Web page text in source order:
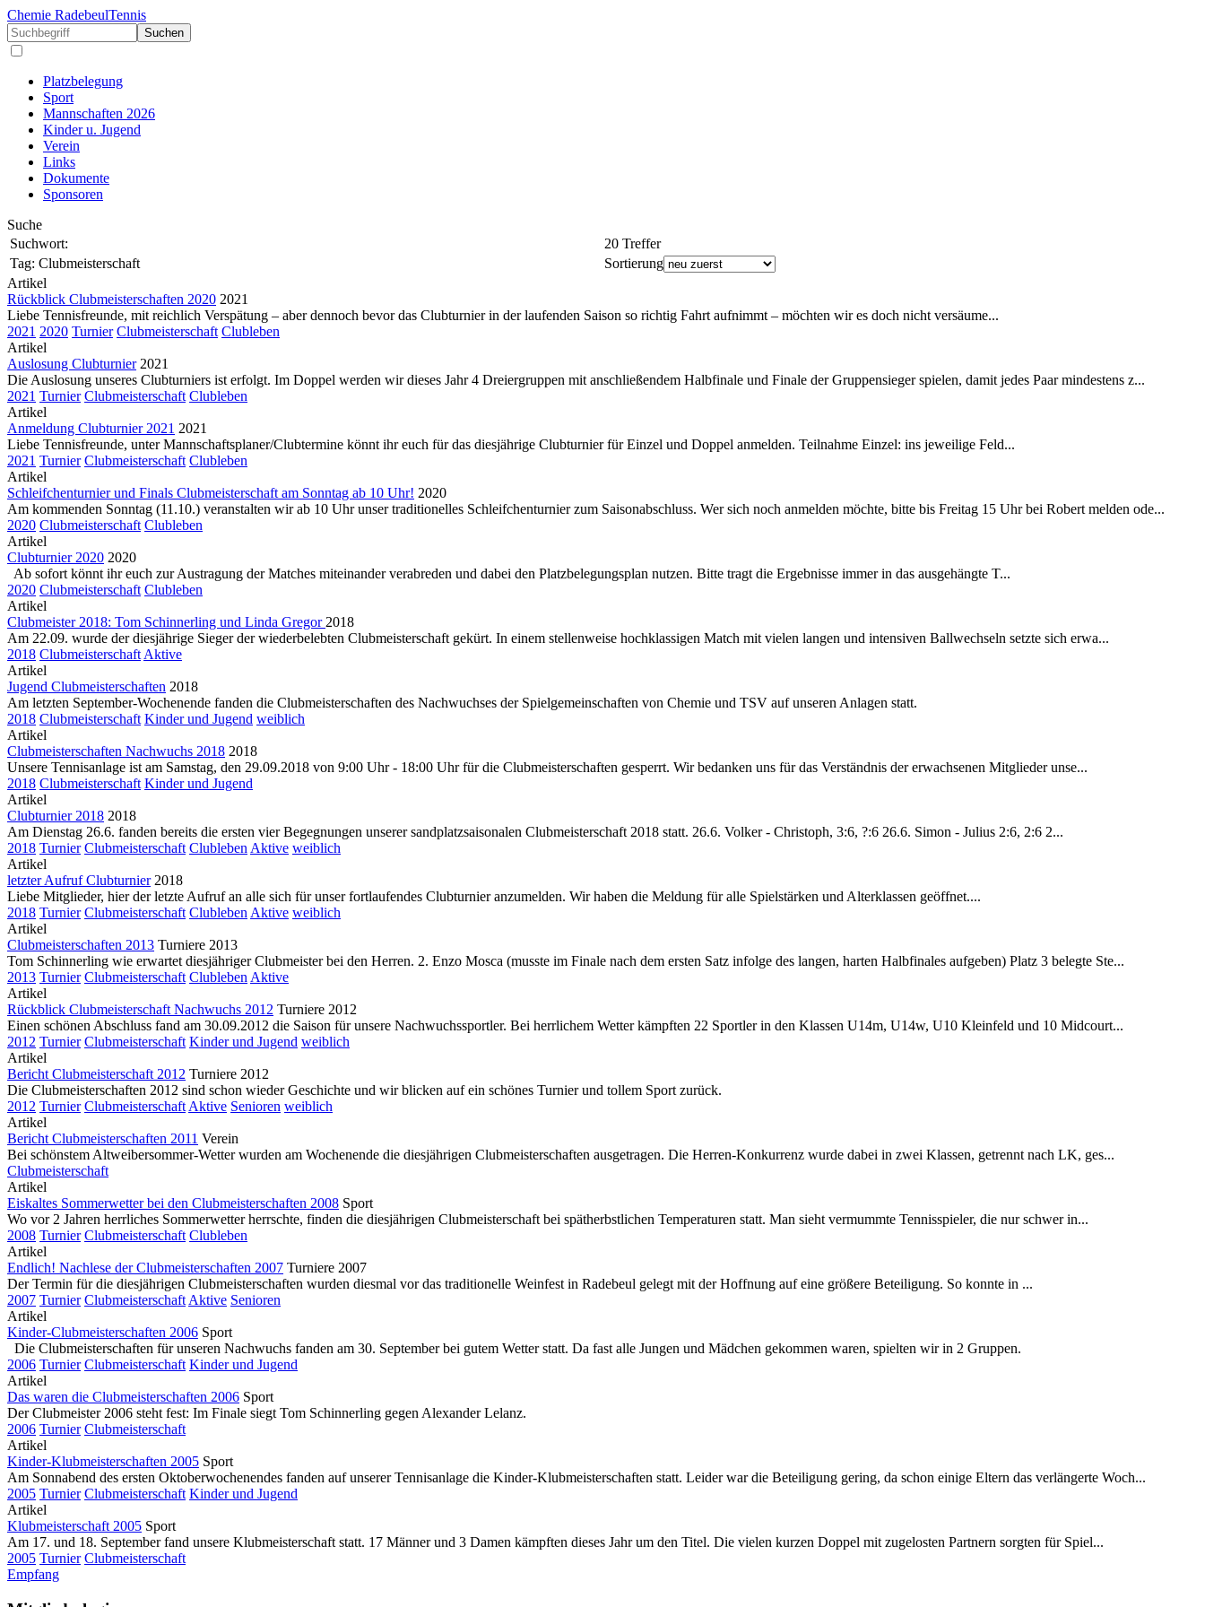
Chemie RadebeulTennis
Suchen
Platzbelegung
Sport
Mannschaften 2026
Kinder u. Jugend
Verein
Links
Dokumente
Sponsoren
Suche
Suchwort:
20 Treffer
Tag: Clubmeisterschaft
Sortierung
Artikel
Rückblick Clubmeisterschaften 2020 2021
Liebe Tennisfreunde, mit reichlich Verspätung – aber dennoch bevor das Clubturnier in der laufenden Saison so richtig Fahrt aufnimmt – möchten wir es doch nicht versäume...
2021 2020 Turnier Clubmeisterschaft Clubleben
Artikel
Auslosung Clubturnier 2021
Die Auslosung unseres Clubturniers ist erfolgt. Im Doppel werden wir dieses Jahr 4 Dreiergruppen mit anschließendem Halbfinale und Finale der Gruppensieger spielen, damit jedes Paar mindestens z...
2021 Turnier Clubmeisterschaft Clubleben
Artikel
Anmeldung Clubturnier 2021 2021
Liebe Tennisfreunde, unter Mannschaftsplaner/Clubtermine könnt ihr euch für das diesjährige Clubturnier für Einzel und Doppel anmelden. Teilnahme Einzel: ins jeweilige Feld...
2021 Turnier Clubmeisterschaft Clubleben
Artikel
Schleifchenturnier und Finals Clubmeisterschaft am Sonntag ab 10 Uhr! 2020
Am kommenden Sonntag (11.10.) veranstalten wir ab 10 Uhr unser traditionelles Schleifchenturnier zum Saisonabschluss. Wer sich noch anmelden möchte, bitte bis Freitag 15 Uhr bei Robert melden ode...
2020 Clubmeisterschaft Clubleben
Artikel
Clubturnier 2020 2020
Ab sofort könnt ihr euch zur Austragung der Matches miteinander verabreden und dabei den Platzbelegungsplan nutzen. Bitte tragt die Ergebnisse immer in das ausgehängte T...
2020 Clubmeisterschaft Clubleben
Artikel
Clubmeister 2018: Tom Schinnerling und Linda Gregor 2018
Am 22.09. wurde der diesjährige Sieger der wiederbelebten Clubmeisterschaft gekürt. In einem stellenweise hochklassigen Match mit vielen langen und intensiven Ballwechseln setzte sich erwa...
2018 Clubmeisterschaft Aktive
Artikel
Jugend Clubmeisterschaften 2018
Am letzten September-Wochenende fanden die Clubmeisterschaften des Nachwuchses der Spielgemeinschaften von Chemie und TSV auf unseren Anlagen statt.
2018 Clubmeisterschaft Kinder und Jugend weiblich
Artikel
Clubmeisterschaften Nachwuchs 2018 2018
Unsere Tennisanlage ist am Samstag, den 29.09.2018 von 9:00 Uhr - 18:00 Uhr für die Clubmeisterschaften gesperrt. Wir bedanken uns für das Verständnis der erwachsenen Mitglieder unse...
2018 Clubmeisterschaft Kinder und Jugend
Artikel
Clubturnier 2018 2018
Am Dienstag 26.6. fanden bereits die ersten vier Begegnungen unserer sandplatzsaisonalen Clubmeisterschaft 2018 statt. 26.6. Volker - Christoph, 3:6, ?:6 26.6. Simon - Julius 2:6, 2:6 2...
2018 Turnier Clubmeisterschaft Clubleben Aktive weiblich
Artikel
letzter Aufruf Clubturnier 2018
Liebe Mitglieder, hier der letzte Aufruf an alle sich für unser fortlaufendes Clubturnier anzumelden. Wir haben die Meldung für alle Spielstärken und Alterklassen geöffnet....
2018 Turnier Clubmeisterschaft Clubleben Aktive weiblich
Artikel
Clubmeisterschaften 2013 Turniere 2013
Tom Schinnerling wie erwartet diesjähriger Clubmeister bei den Herren. 2. Enzo Mosca (musste im Finale nach dem ersten Satz infolge des langen, harten Halbfinales aufgeben) Platz 3 belegte Ste...
2013 Turnier Clubmeisterschaft Clubleben Aktive
Artikel
Rückblick Clubmeisterschaft Nachwuchs 2012 Turniere 2012
Einen schönen Abschluss fand am 30.09.2012 die Saison für unsere Nachwuchssportler. Bei herrlichem Wetter kämpften 22 Sportler in den Klassen U14m, U14w, U10 Kleinfeld und 10 Midcourt...
2012 Turnier Clubmeisterschaft Kinder und Jugend weiblich
Artikel
Bericht Clubmeisterschaft 2012 Turniere 2012
Die Clubmeisterschaften 2012 sind schon wieder Geschichte und wir blicken auf ein schönes Turnier und tollem Sport zurück.
2012 Turnier Clubmeisterschaft Aktive Senioren weiblich
Artikel
Bericht Clubmeisterschaften 2011 Verein
Bei schönstem Altweibersommer-Wetter wurden am Wochenende die diesjährigen Clubmeisterschaften ausgetragen. Die Herren-Konkurrenz wurde dabei in zwei Klassen, getrennt nach LK, ges...
Clubmeisterschaft
Artikel
Eiskaltes Sommerwetter bei den Clubmeisterschaften 2008 Sport
Wo vor 2 Jahren herrliches Sommerwetter herrschte, finden die diesjährigen Clubmeisterschaft bei spätherbstlichen Temperaturen statt. Man sieht vermummte Tennisspieler, die nur schwer in...
2008 Turnier Clubmeisterschaft Clubleben
Artikel
Endlich! Nachlese der Clubmeisterschaften 2007 Turniere 2007
Der Termin für die diesjährigen Clubmeisterschaften wurden diesmal vor das traditionelle Weinfest in Radebeul gelegt mit der Hoffnung auf eine größere Beteiligung. So konnte in ...
2007 Turnier Clubmeisterschaft Aktive Senioren
Artikel
Kinder-Clubmeisterschaften 2006 Sport
Die Clubmeisterschaften für unseren Nachwuchs fanden am 30. September bei gutem Wetter statt. Da fast alle Jungen und Mädchen gekommen waren, spielten wir in 2 Gruppen.
2006 Turnier Clubmeisterschaft Kinder und Jugend
Artikel
Das waren die Clubmeisterschaften 2006 Sport
Der Clubmeister 2006 steht fest: Im Finale siegt Tom Schinnerling gegen Alexander Lelanz.
2006 Turnier Clubmeisterschaft
Artikel
Kinder-Klubmeisterschaften 2005 Sport
Am Sonnabend des ersten Oktoberwochenendes fanden auf unserer Tennisanlage die Kinder-Klubmeisterschaften statt. Leider war die Beteiligung gering, da schon einige Eltern das verlängerte Woch...
2005 Turnier Clubmeisterschaft Kinder und Jugend
Artikel
Klubmeisterschaft 2005 Sport
Am 17. und 18. September fand unsere Klubmeisterschaft statt. 17 Männer und 3 Damen kämpften dieses Jahr um den Titel. Die vielen kurzen Doppel mit zugelosten Partnern sorgten für Spiel...
2005 Turnier Clubmeisterschaft
Empfang